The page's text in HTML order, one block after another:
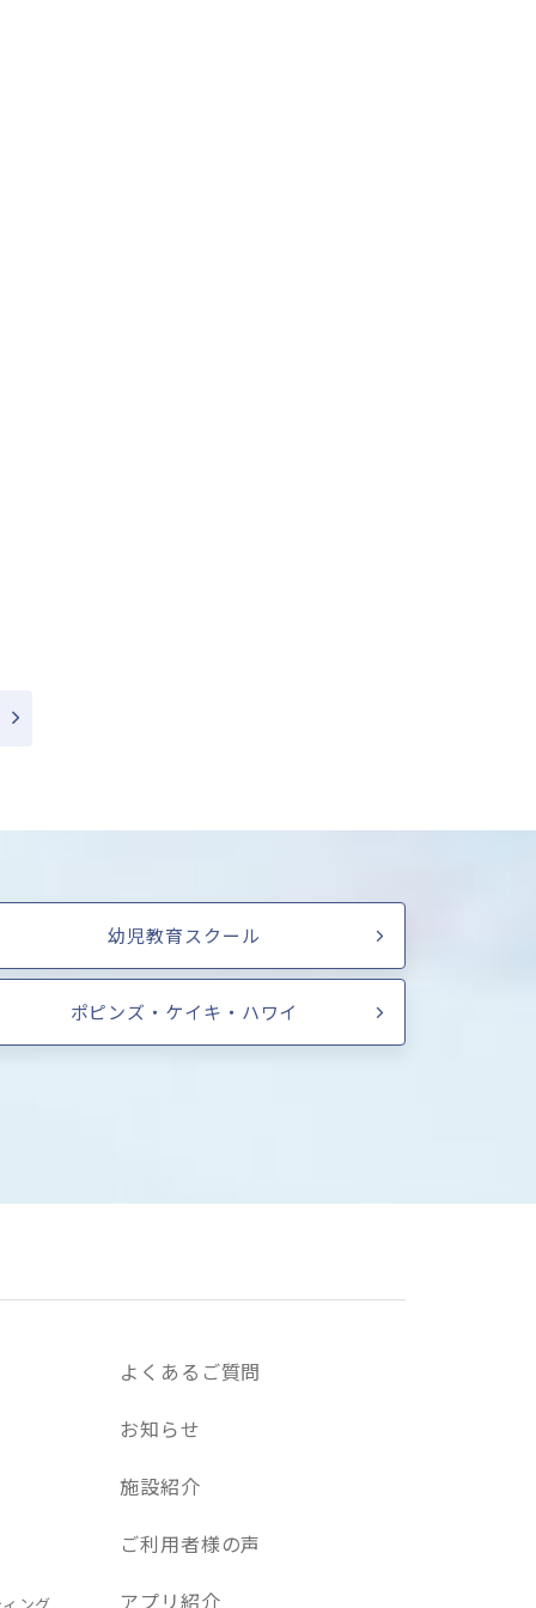
幼児教育スクール
ポピンズ・ケイキ・ハワイ
よくあるご質問
お知らせ
施設紹介
ご利用者様の声
アプリ紹介